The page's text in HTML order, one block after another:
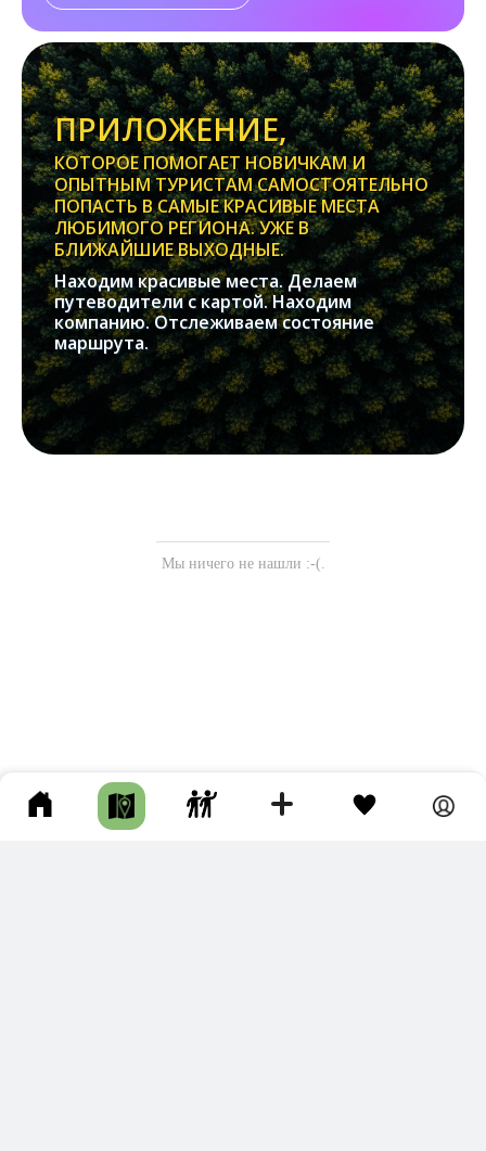
ПРИЛОЖЕНИЕ,
КОТОРОЕ ПОМОГАЕТ НОВИЧКАМ И
ОПЫТНЫМ ТУРИСТАМ САМОСТОЯТЕЛЬНО
ПОПАСТЬ В САМЫЕ КРАСИВЫЕ МЕСТА
ЛЮБИМОГО РЕГИОНА. УЖЕ В
БЛИЖАЙШИЕ ВЫХОДНЫЕ.
Находим красивые места. Делаем
путеводители с картой. Находим
компанию. Отслеживаем состояние
маршрута.
Мы ничего не нашли :-(.